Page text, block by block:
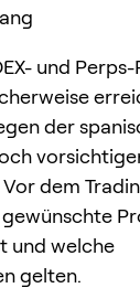
und
der
dem
und welche
gelten.